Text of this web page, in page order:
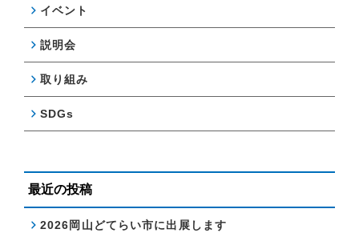
イベント
説明会
取り組み
SDGs
最近の投稿
2026岡山どてらい市に出展します